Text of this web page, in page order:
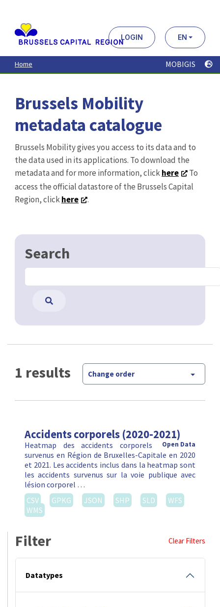
contenu
principal
LOGIN EN
Home MOBIGIS
Brussels Mobility
metadata catalogue
Brussels Mobility gives you access to its data and to
the data used in its applications. To download the
metadata and for more information, clickhere
To
access the official datastore of the Brussels Capital
Region, clickhere .
Search
1 results Change order
Accidents corporels (2020-2021)
Open Data
Heatmap des accidents corporels
survenus en Région de Bruxelles-Capitale en 2020
et 2021. Les accidents inclus dans la heatmap sont
les accidents survenus sur la voie publique avec
lésion corporel …
CSV
GPKG JSON SHP SLD
WFS
WMS
Filter Clear Filters
Datatypes